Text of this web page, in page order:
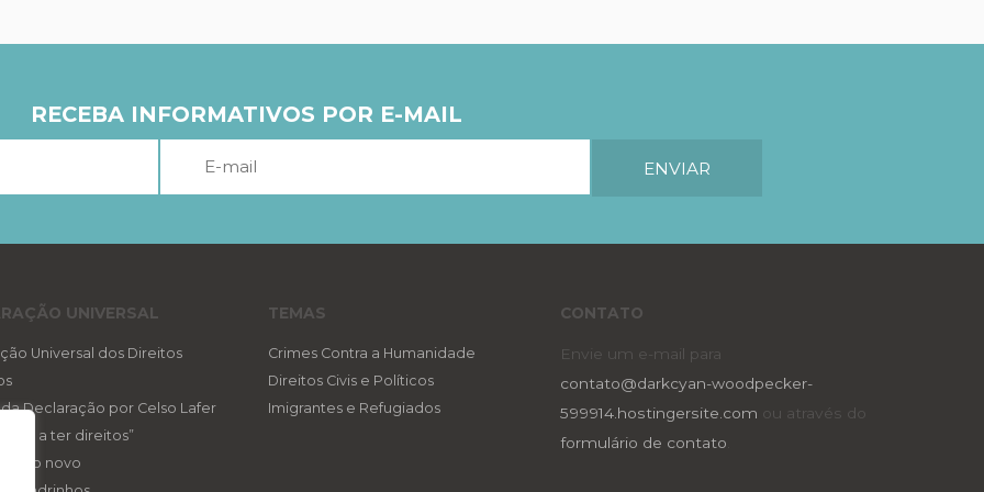
RECEBA INFORMATIVOS POR E-MAIL
UNIVERSAL
Universal dos Direitos
Declaração por Celso Lafer
a ter direitos”
novo
TEMAS
Crimes Contra a Humanidade
Direitos Civis e Políticos
Imigrantes e Refugiados
CONTATO
Envie um e-mail para
contato@darkcyan-woodpecker-
599914.hostingersite.com ou através do
formulário de contato